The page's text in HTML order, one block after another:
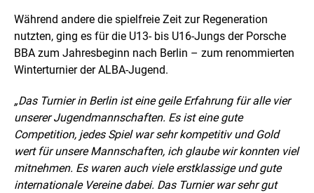
Während andere die spielfreie Zeit zur Regeneration
nutzten, ging es für die U13- bis U16-Jungs der Porsche
BBA zum Jahresbeginn nach Berlin – zum renommierten
Winterturnier der ALBA-Jugend.
„Das Turnier in Berlin ist eine geile Erfahrung für alle vier
unserer Jugendmannschaften. Es ist eine gute
Competition, jedes Spiel war sehr kompetitiv und Gold
wert für unsere Mannschaften, ich glaube wir konnten viel
mitnehmen. Es waren auch viele erstklassige und gute
internationale Vereine dabei. Das Turnier war sehr gut